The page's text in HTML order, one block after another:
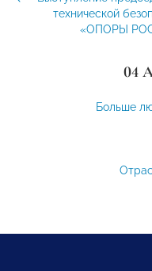
технической
«ОПОРЫ
04
Больше